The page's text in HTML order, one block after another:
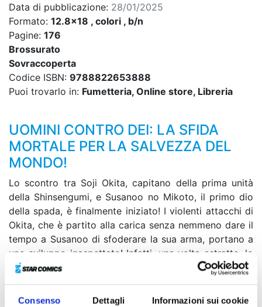
Consenso Dettagli Informazioni sui cookie
Data di pubblicazione: 28/01/2025
Formato: 12.8x18 , colori , b/n
Pagine: 176
Brossurato
Sovraccoperta
Codice ISBN: 9788822653888
Puoi trovarlo in: Fumetteria, Online store, Libreria
UOMINI CONTRO DEI: LA SFIDA
MORTALE PER LA SALVEZZA DEL
MONDO!
Lo scontro tra Soji Okita, capitano della prima unità
della Shinsengumi, e Susanoo no Mikoto, il primo dio
della spada, è finalmente iniziato! I violenti attacchi di
Okita, che è partito alla carica senza nemmeno dare il
tempo a Susanoo di sfoderare la sua arma, portano a
uno sviluppo inaspettato! Infatti, una volta estratto, lo
strumento divino di Susanoo lascia tutti gli spettatori a
bocca aperta... Sarà senza dubbio l’incontro definitivo
tra due lame straordinarie!